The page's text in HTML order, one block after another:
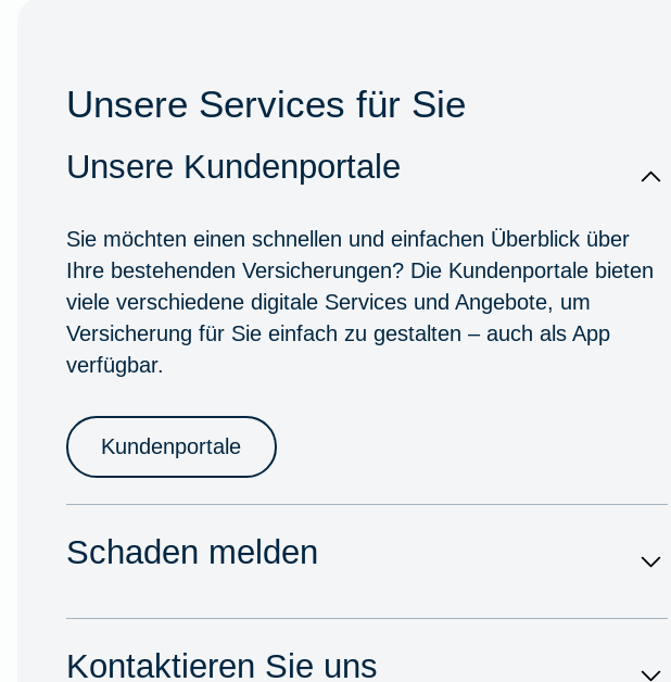
Unsere Services für Sie
Unsere Kundenportale
Sie möchten einen schnellen und einfachen Überblick über
Ihre bestehenden Versicherungen? Die Kundenportale bieten
viele verschiedene digitale Services und Angebote, um
Versicherung für Sie einfach zu gestalten – auch als App
verfügbar.
Kundenportale
Schaden melden
Kontaktieren Sie uns